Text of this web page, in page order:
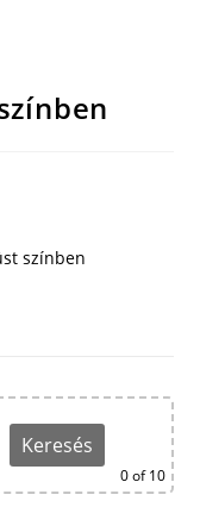
színben
Keresés
0of 10